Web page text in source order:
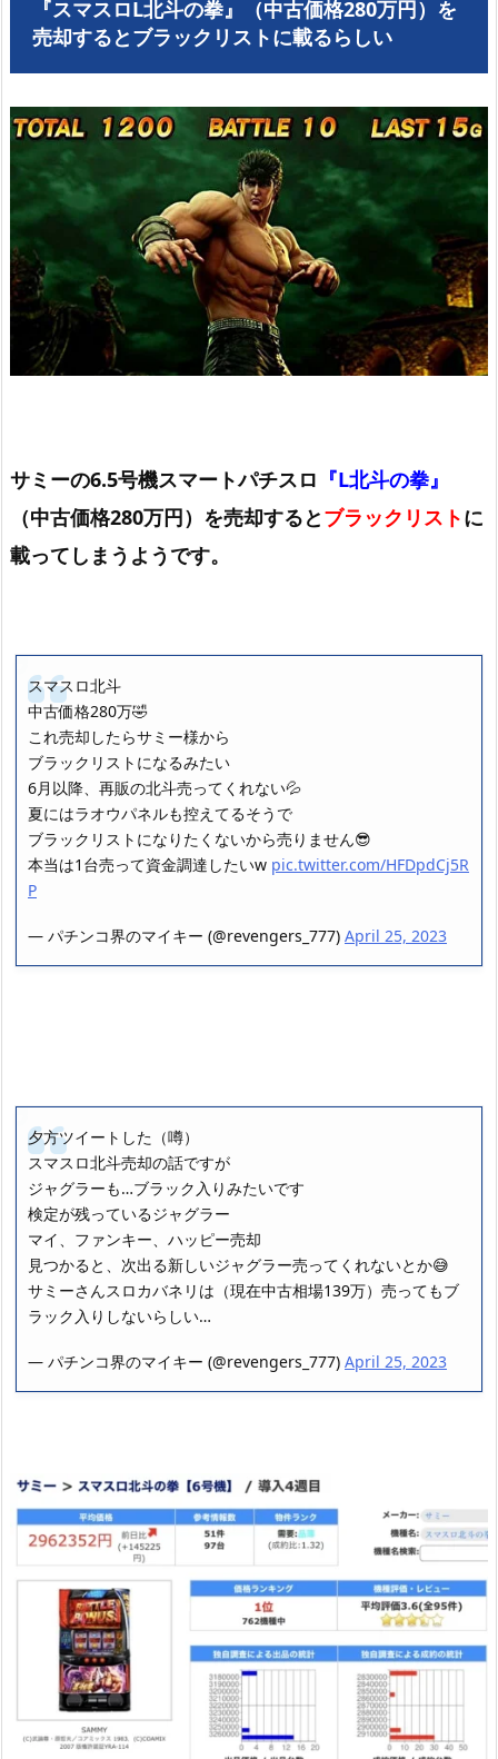
『スマスロL北斗の拳』（中古価格280万円）を
売却するとブラックリストに載るらしい
サミーの6.5号機スマートパチスロ 『L北斗の拳』
（中古価格280万円）を売却するとブラックリストに
載ってしまうようです。
スマスロ北斗
中古価格280万🤣
これ売却したらサミー様から
ブラックリストになるみたい
6月以降、再販の北斗売ってくれない💦
夏にはラオウパネルも控えてるそうで
ブラックリストになりたくないから売りません😎
本当は1台売って資金調達したいw pic.twitter.com/HFDpdCj5R
P
— パチンコ界のマイキー (@revengers_777) April 25, 2023
夕方ツイートした（噂）
スマスロ北斗売却の話ですが
ジャグラーも…ブラック入りみたいです
検定が残っているジャグラー
マイ、ファンキー、ハッピー売却
見つかると、次出る新しいジャグラー売ってくれないとか😅
サミーさんスロカバネリは（現在中古相場139万）売ってもブ
ラック入りしないらしい…
— パチンコ界のマイキー (@revengers_777) April 25, 2023